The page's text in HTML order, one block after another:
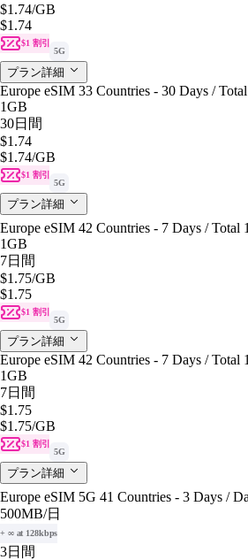
$1.74/GB
$1.74
$1 割引
5G
プラン詳細
Europe eSIM 33 Countries - 30 Days /
1GB
30日間
$1.74
$1.74/GB
$1 割引
5G
プラン詳細
Europe eSIM 42 Countries - 7 Days / Total
1GB
7日間
$1.75/GB
$1.75
$1 割引
5G
プラン詳細
Europe eSIM 42 Countries - 7 Days / Total
1GB
7日間
$1.75
$1.75/GB
$1 割引
5G
プラン詳細
Europe eSIM 5G 41 Countries - 3 Days /
500MB/日
+ ∞ at 128kbps
3日間